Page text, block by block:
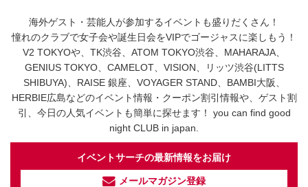
海外ゲスト・芸能人が参加するイベントも盛りだくさん！
憧れのクラブで女子会や誕生日会をVIPでゴージャスに楽しもう！
V2 TOKYOや、TK渋谷、ATOM TOKYO渋谷、MAHARAJA、
GENIUS TOKYO、CAMELOT、VISION、リッツ渋谷(LITTS
SHIBUYA)、RAISE 銀座、VOYAGER STAND、BAMBI大阪、
HERBIE広島などのイベント情報・クーポン割引情報や、ゲスト割
引、今日の人気イベントも簡単に探せます！ you can find good
night CLUB in japan.
イベントサーチの最新情報をお届け
メールマガジン登録